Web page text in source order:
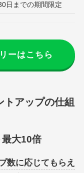
日までの期間限定
ーはこちら
トアップの仕組
大10倍
数に応じてもらえ